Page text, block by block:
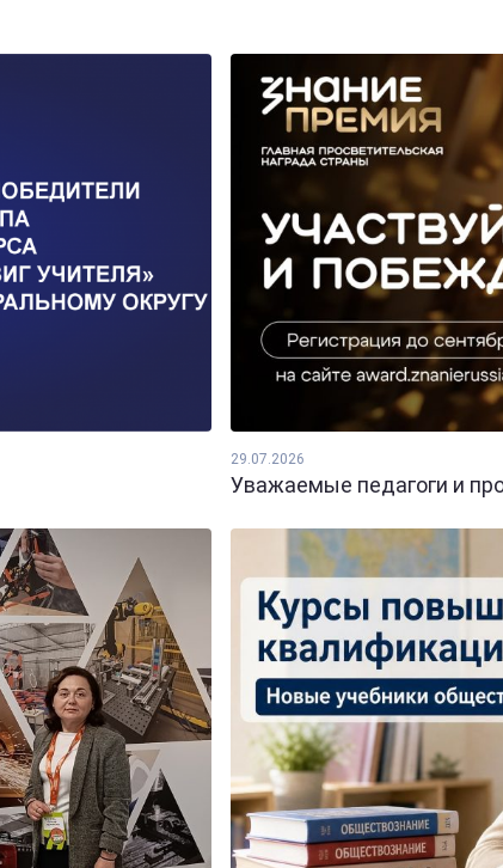
29.07.2026
Уважаемые педагоги и